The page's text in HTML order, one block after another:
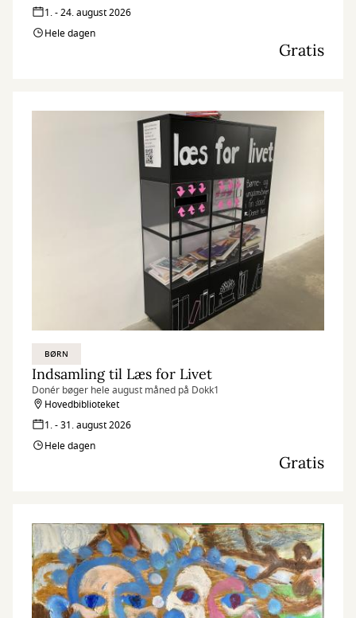
1. - 24. august 2026
Hele dagen
Gratis
BØRN
Indsamling til Læs for Livet
Donér bøger hele august måned på Dokk1
Hovedbiblioteket
1. - 31. august 2026
Hele dagen
Gratis